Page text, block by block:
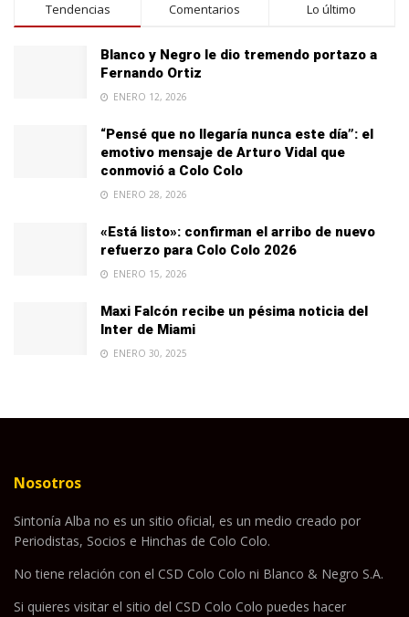
Tendencias Comentarios Lo último
Blanco y Negro le dio tremendo portazo a
Fernando Ortiz
ENERO 12, 2026
“Pensé que no llegaría nunca este día”: el
emotivo mensaje de Arturo Vidal que
conmovió a Colo Colo
ENERO 28, 2026
«Está listo»: confirman el arribo de nuevo
refuerzo para Colo Colo 2026
ENERO 15, 2026
Maxi Falcón recibe un pésima noticia del
Inter de Miami
ENERO 30, 2025
Nosotros
Sintonía Alba no es un sitio oficial, es un medio creado por
Periodistas, Socios e Hinchas de Colo Colo.
No tiene relación con el CSD Colo Colo ni Blanco & Negro S.A.
Si quieres visitar el sitio del CSD Colo Colo puedes hacer